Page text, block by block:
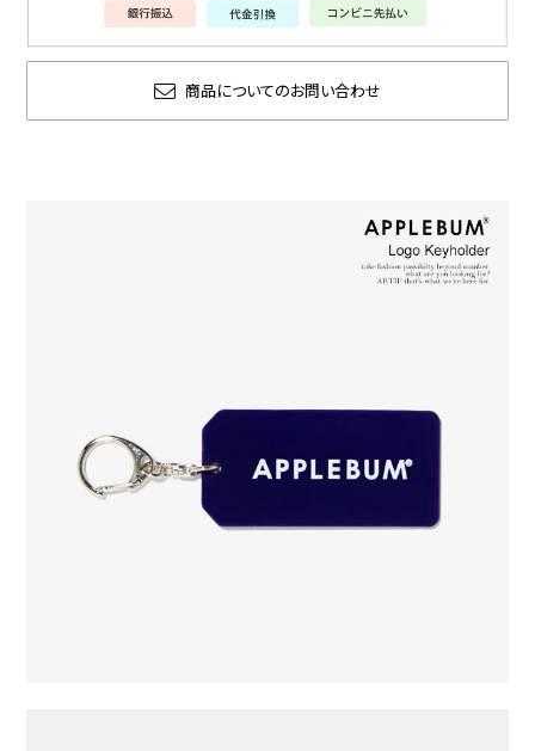
商品についてのお問い合わせ